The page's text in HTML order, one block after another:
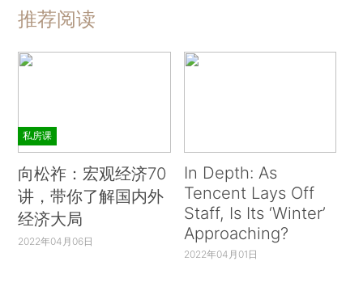
推荐阅读
私房课
向松祚：宏观经济70
讲，带你了解国内外
经济大局
2022年04月06日
In Depth: As
Tencent Lays Off
Staff, Is Its ‘Winter’
Approaching?
2022年04月01日